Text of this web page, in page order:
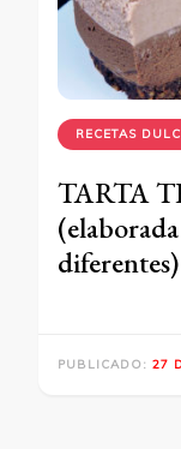
RECETAS
TARTA
diferentes)
PUBLICADO: 27